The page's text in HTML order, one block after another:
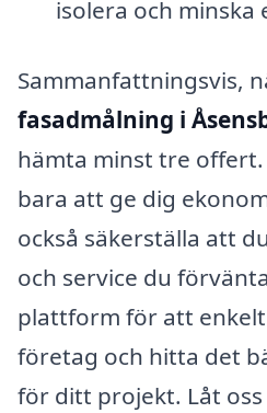
isolera och minska
Sammanfattningsvis,
fasadmålning i
hämta minst tre
bara att ge dig
också säkerställa att
och service du
plattform för att
företag och hitta det
för ditt projekt. Låt